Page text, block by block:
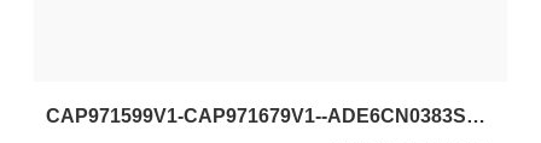
CAP971599V1-CAP971679V1--ADE6CN0383SSSCN-ADE6CN0501SSSCN-格兰